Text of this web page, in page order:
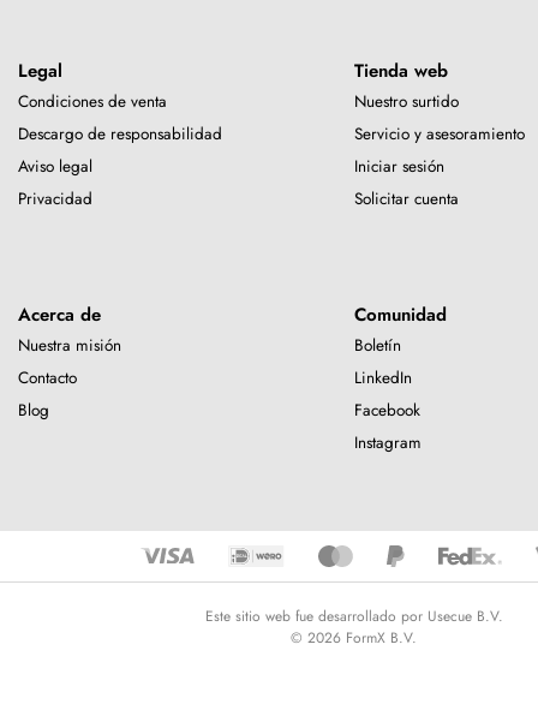
Legal
Condiciones de venta
Descargo de responsabilidad
Aviso legal
Privacidad
Tienda web
Nuestro surtido
Servicio y asesoramiento
Iniciar sesión
Solicitar cuenta
Acerca de
Nuestra misión
Contacto
Blog
Comunidad
Boletín
LinkedIn
Facebook
Instagram
Este sitio web fue desarrollado por Usecue B.V.
© 2026 FormX B.V.